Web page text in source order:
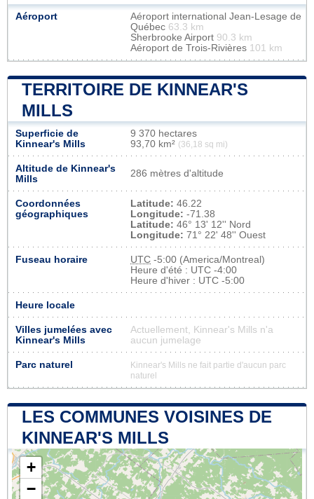
Aéroport
Aéroport international Jean-Lesage de
Québec 63.3 km
Sherbrooke Airport 90.3 km
Aéroport de Trois-Rivières 101 km
TERRITOIRE DE KINNEAR'S
MILLS
Superficie de
Kinnear's Mills
9 370 hectares
93,70 km² (36,18 sq mi)
Altitude de Kinnear's
Mills
286 mètres d'altitude
Coordonnées
géographiques
Latitude: 46.22
Longitude: -71.38
Latitude: 46° 13' 12'' Nord
Longitude: 71° 22' 48'' Ouest
Fuseau horaire UTC -5:00 (America/Montreal)
Heure d'été : UTC -4:00
Heure d'hiver : UTC -5:00
Heure locale
Villes jumelées avec
Kinnear's Mills
Actuellement, Kinnear's Mills n'a
aucun jumelage
Parc naturel
Kinnear's Mills ne fait partie d'aucun parc
naturel
LES COMMUNES VOISINES DE
KINNEAR'S MILLS
+
−